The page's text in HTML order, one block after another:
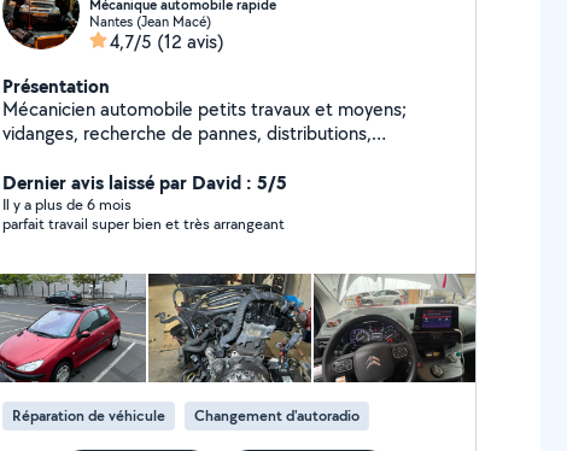
Mécanique automobile rapide
Nantes (Jean Macé)
4,7/5 (12 avis)
Présentation
Mécanicien automobile petits travaux et moyens;
vidanges, recherche de pannes, distributions,
Dernier avis laissé par David : 5/5
Il y a plus de 6 mois
parfait travail super bien et très arrangeant
Réparation de véhicule Changement d'autoradio